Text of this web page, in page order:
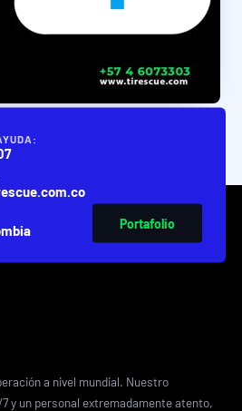
Portafolio
a nivel mundial. Nuestro
y un personal extremadamente atento,